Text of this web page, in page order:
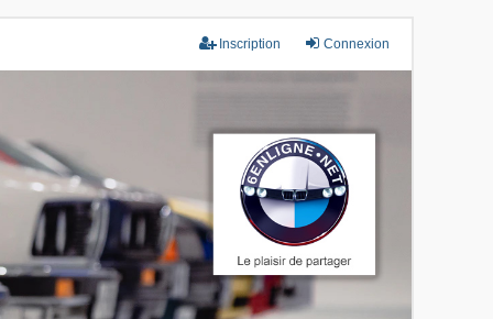
Connexion
Inscription